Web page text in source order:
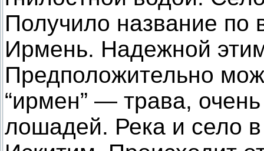
Получило название по
Ирмень. Надежной
Предположительно
“ирмен” — трава,
лошадей. Река и село